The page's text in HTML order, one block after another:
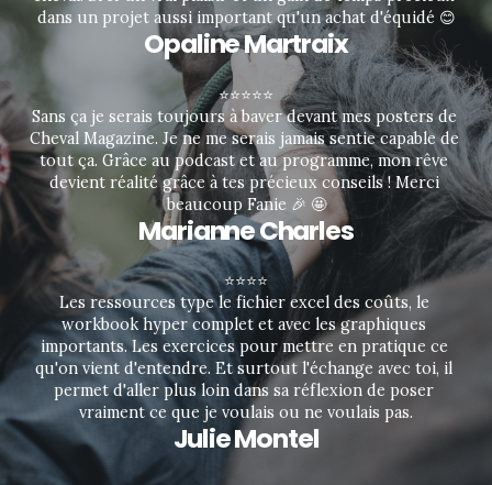
dans un projet aussi important qu'un achat d'équidé 😊
Opaline Martraix
⭐⭐⭐⭐⭐
Sans ça je serais toujours à baver devant mes posters de
Cheval Magazine. Je ne me serais jamais sentie capable de
tout ça. Grâce au podcast et au programme, mon rêve
devient réalité grâce à tes précieux conseils ! Merci
beaucoup Fanie 🎉 🤩
Marianne Charles
⭐⭐⭐⭐
Les ressources type le fichier excel des coûts, le
workbook hyper complet et avec les graphiques
importants. Les exercices pour mettre en pratique ce
qu'on vient d'entendre. Et surtout l'échange avec toi, il
permet d'aller plus loin dans sa réflexion de poser
vraiment ce que je voulais ou ne voulais pas.
Julie Montel